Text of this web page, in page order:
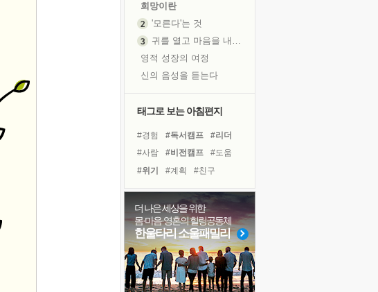
희망이란
'모른다'는 것
귀를 열고 마음을 내어주고
영적 성장의 여정
신의 음성을 듣는다
극과 극의 양 끝단
'말 타는 법'을 먼저
졸업식 사진을 보며
극심한 변비, 어깨결림, 수면 장애
아픈 아버지를 위한 공간 설계
슬럼프
보고 싶은 어머니
태그로 보는 아침편지
#경험 #독서캠프
#리더
#사람
#비전캠프
#도움
#위기
#계획
#친구
#삶
#바이러스
#링컨학교
#극복
#선택
#다짐
#나눔
#명상
#힐링
#유튜브
#건강
#독서
더 나은 세상을 위한
몸·마음·영혼의 힐링공동체
한울타리 소울패밀리